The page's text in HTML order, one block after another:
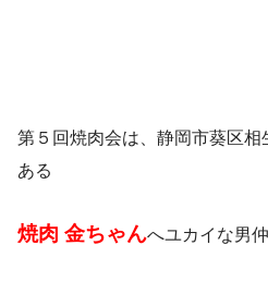
第５回焼肉会は、静岡市葵区
ある
焼肉 金ちゃんへユカイな男